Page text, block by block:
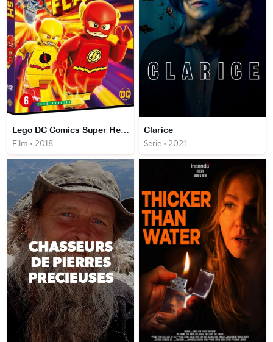
Lego DC Comics Super Heroes: The Flash
Film • 2018
Clarice
Série • 2021